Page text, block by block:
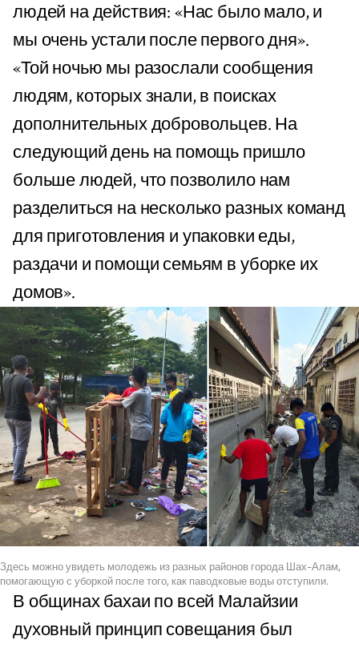
людей на действия: «Нас было мало, и
мы очень устали после первого дня».
«Той ночью мы разослали сообщения
людям, которых знали, в поисках
дополнительных добровольцев. На
следующий день на помощь пришло
больше людей, что позволило нам
разделиться на несколько разных команд
для приготовления и упаковки еды,
раздачи и помощи семьям в уборке их
домов».
Здесь можно увидеть молодежь из разных районов города Шах-Алам,
помогающую с уборкой после того, как паводковые воды отступили.
В общинах бахаи по всей Малайзии
духовный принцип совещания был